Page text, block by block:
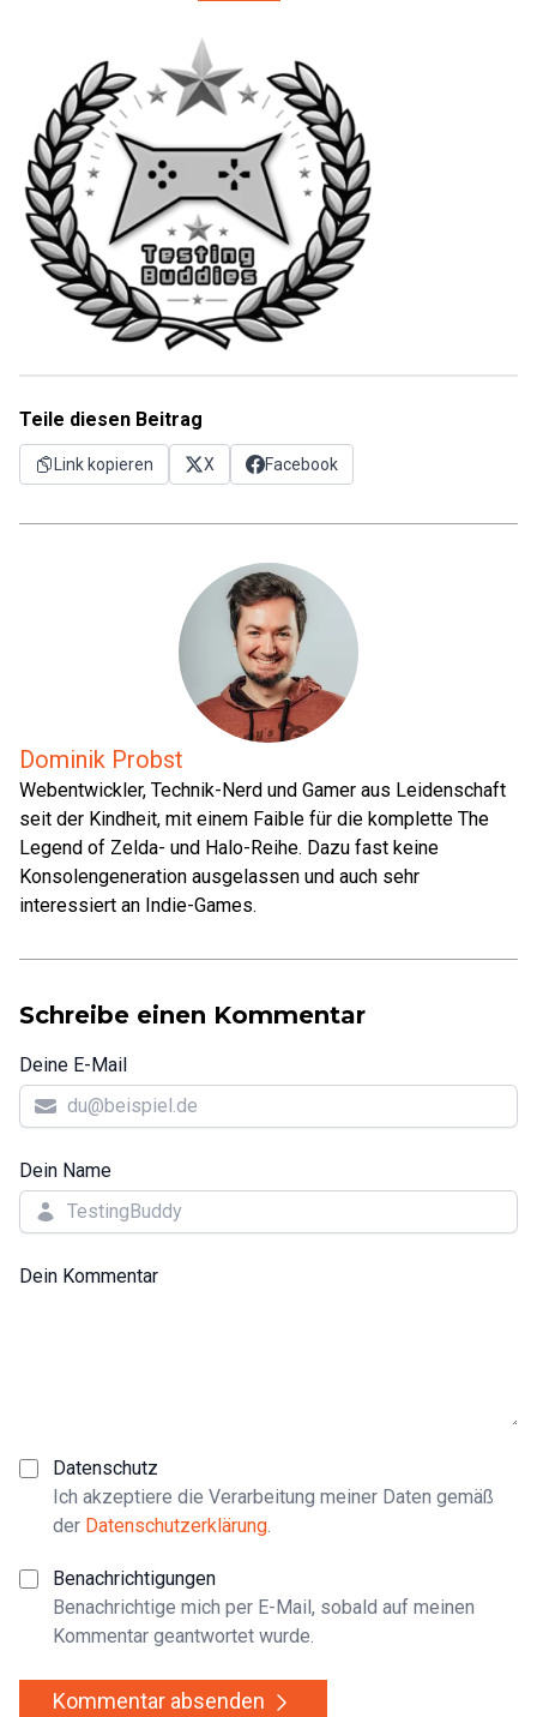
Teile diesen Beitrag
Link kopieren X Facebook
Dominik Probst
Webentwickler, Technik-Nerd und Gamer aus Leidenschaft
seit der Kindheit, mit einem Faible für die komplette The
Legend of Zelda- und Halo-Reihe. Dazu fast keine
Konsolengeneration ausgelassen und auch sehr
interessiert an Indie-Games.
Schreibe einen Kommentar
Deine E-Mail
Dein Name
Dein Kommentar
Datenschutz
Ich akzeptiere die Verarbeitung meiner Daten gemäß
der Datenschutzerklärung.
Benachrichtigungen
Benachrichtige mich per E-Mail, sobald auf meinen
Kommentar geantwortet wurde.
Kommentar absenden